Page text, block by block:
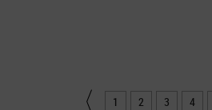
1 2 3 4